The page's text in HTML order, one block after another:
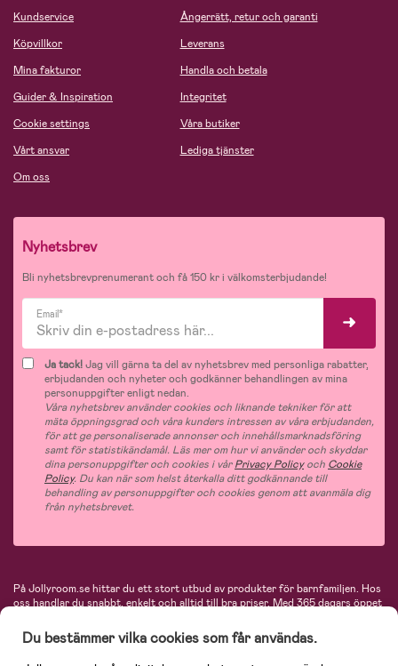
Kundservice
Köpvillkor
Mina fakturor
Guider & Inspiration
Cookie settings
Vårt ansvar
Om oss
Ångerrätt, retur och garanti
Leverans
Handla och betala
Integritet
Våra butiker
Lediga tjänster
Nyhetsbrev
Bli nyhetsbrevprenumerant och få 150 kr i välkomsterbjudande!
Email*
Ja tack!Jag vill gärna ta del av nyhetsbrev med personliga rabatter,
erbjudanden och nyheter och godkänner behandlingen av mina
personuppgifter enligt nedan.
Våra nyhetsbrev använder cookies och liknande tekniker för att
mäta öppningsgrad och våra kunders intressen av våra erbjudanden,
för att ge personaliserade annonser och innehållsmarknadsföring
samt för statistikändamål. Läs mer om hur vi använder och skyddar
dina personuppgifter och cookies i vårPrivacy Policyoch Cookie
Policy. Du kan när som helst återkalla ditt godkännande till
behandling av personuppgifter och cookies genom att avanmäla dig
från nyhetsbrevet.
På Jollyroom.se hittar du ett stort utbud av produkter för barnfamiljen. Hos
oss handlar du snabbt, enkelt och alltid till bra priser.Med 365 dagars öppet
hos oss. I vårt sortiment hittar du barnvagnar, bilstolar, kläder för barn och
baby, produkter för mamman, massor av inspirerande inredning, leksaker,
babyprodukter och mycket mer. Vi erbjuder produkter från välkända
Du bestämmer vilka cookies som får användas.